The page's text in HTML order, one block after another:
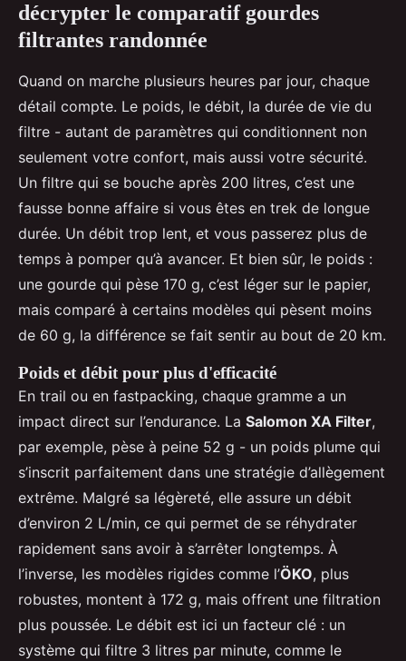
décrypter le comparatif gourdes
filtrantes randonnée
Quand on marche plusieurs heures par jour, chaque
détail compte. Le poids, le débit, la durée de vie du
filtre - autant de paramètres qui conditionnent non
seulement votre confort, mais aussi votre sécurité.
Un filtre qui se bouche après 200 litres, c’est une
fausse bonne affaire si vous êtes en trek de longue
durée. Un débit trop lent, et vous passerez plus de
temps à pomper qu’à avancer. Et bien sûr, le poids :
une gourde qui pèse 170 g, c’est léger sur le papier,
mais comparé à certains modèles qui pèsent moins
de 60 g, la différence se fait sentir au bout de 20 km.
Poids et débit pour plus d'efficacité
En trail ou en fastpacking, chaque gramme a un
impact direct sur l’endurance. La Salomon XA Filter,
par exemple, pèse à peine 52 g - un poids plume qui
s’inscrit parfaitement dans une stratégie d’allègement
extrême. Malgré sa légèreté, elle assure un débit
d’environ 2 L/min, ce qui permet de se réhydrater
rapidement sans avoir à s’arrêter longtemps. À
l’inverse, les modèles rigides comme l’ÖKO, plus
robustes, montent à 172 g, mais offrent une filtration
plus poussée. Le débit est ici un facteur clé : un
système qui filtre 3 litres par minute, comme le